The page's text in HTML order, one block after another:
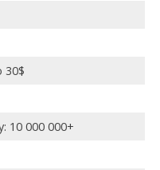
30$
10 000 000+